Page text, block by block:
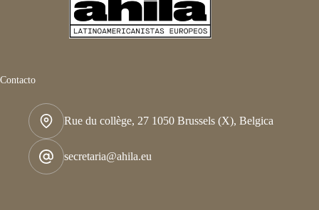
Contacto
Rue du collège, 27 1050 Brussels (X), Belgica
secretaria@ahila.eu